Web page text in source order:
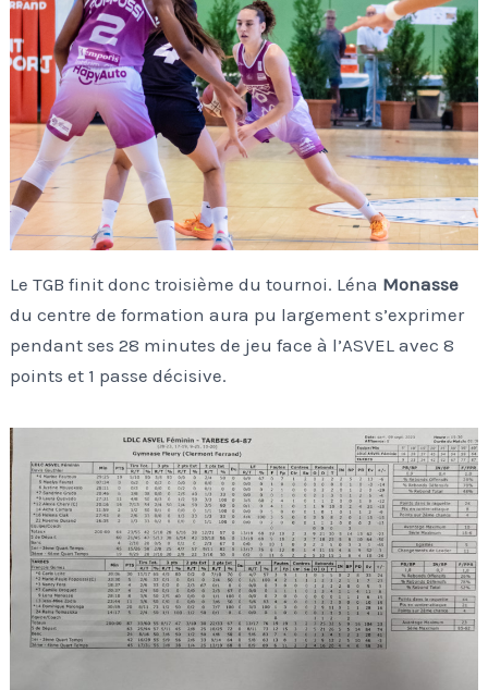
Le TGB finit donc troisième du tournoi. Léna Monasse
du centre de formation aura pu largement s’exprimer
pendant ses 28 minutes de jeu face à l’ASVEL avec 8
points et 1 passe décisive.